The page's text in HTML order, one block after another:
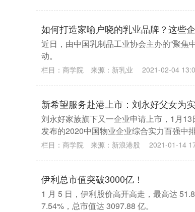
如何打造家喻户晓的乳业品牌？这些
近日，由中国乳制品工业协会主办的“聚焦
动。
栏目： 商学院 来源： 新乳业 2021-02-04
新希望服务赴港上市：刘永好父女为
刘永好家族旗下又一企业申请上市，1月
发布的2020中国物业企业综合实力百强中排
栏目： 商学院 来源： 新浪港股 2021-01-14
伊利总市值突破3000亿！
1 月 5 日，伊利股价高开高走，最高达
7.54%，总市值达 3097.88 亿。